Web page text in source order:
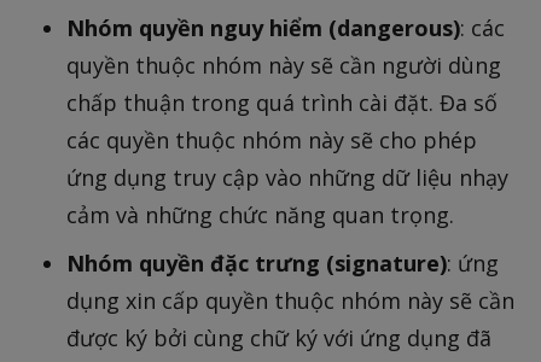
Nhóm quyền nguy hiểm (dangerous): các
quyền thuộc nhóm này sẽ cần người dùng
chấp thuận trong quá trình cài đặt. Đa số
các quyền thuộc nhóm này sẽ cho phép
ứng dụng truy cập vào những dữ liệu nhạy
cảm và những chức năng quan trọng.
Nhóm quyền đặc trưng (signature): ứng
dụng xin cấp quyền thuộc nhóm này sẽ cần
được ký bởi cùng chữ ký với ứng dụng đã